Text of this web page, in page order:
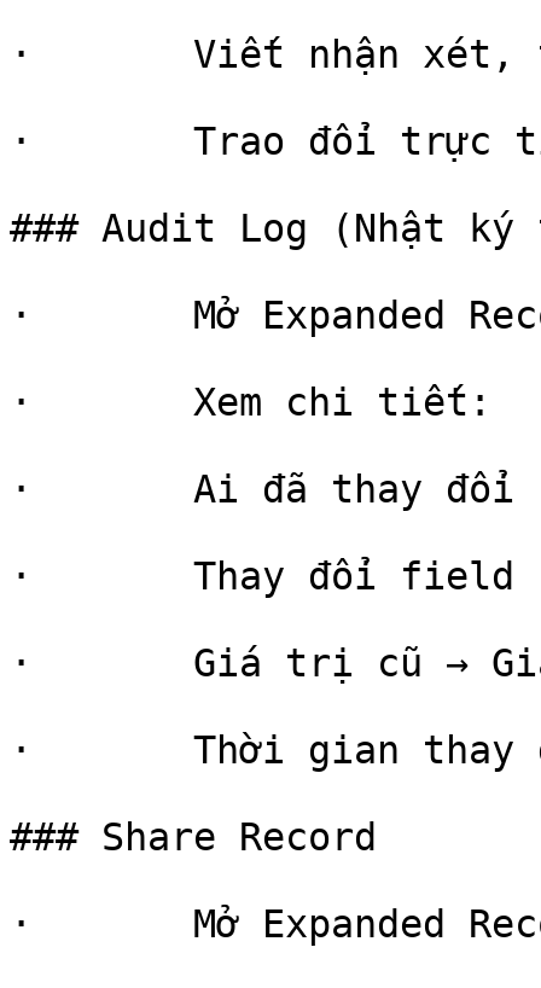
·       Viết nhận xét,
·       Trao đổi trực
### Audit Log (Nhật
·       Mở Expanded
·       Xem chi tiết:
·       Ai đã thay đổi
·       Thay đổi field
·       Giá trị cũ →
·       Thời gian thay
### Share Record
·       Mở Expanded